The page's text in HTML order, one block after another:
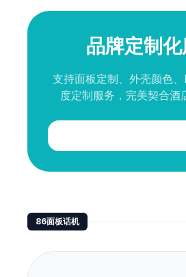
品牌定制
支持面板定制、外壳颜色
度定制服务，完美契合酒
86面板话机